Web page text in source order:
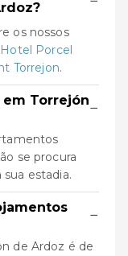
os nossos
Hotel Porcel
Torrejon.
Torrejón−
se procura
estadia.
−
de Ardoz é de